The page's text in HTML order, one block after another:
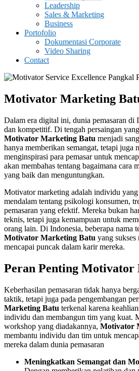
Leadership
Sales & Marketing
Business
Portofolio
Dokumentasi Corporate
Video Sharing
Contact
Motivator Marketing
Dalam era digital ini, dunia pemasaran di
dan kompetitif. Di tengah persaingan
Motivator Marketing Batu menjadi
hanya memberikan semangat, tetapi juga
menginspirasi para pemasar untuk
akan membahas tentang bagaimana cara
yang baik dan menguntungkan.
Motivator marketing adalah individu
mendalam tentang psikologi konsumen,
pemasaran yang efektif. Mereka bukan
teknis, tetapi juga kemampuan untuk
orang lain. Di Indonesia, beberapa nama
Motivator Marketing Batu yang sukses
mencapai puncak dalam karir mereka.
Peran Penting
Keberhasilan pemasaran tidak hanya
taktik, tetapi juga pada pengembangan
Marketing Batu terkenal karena
individu dan membangun tim yang kuat.
workshop yang diadakannya, Motivator
membantu individu dan tim untuk
mereka dalam dunia pemasaran
Meningkatkan Semangat dan